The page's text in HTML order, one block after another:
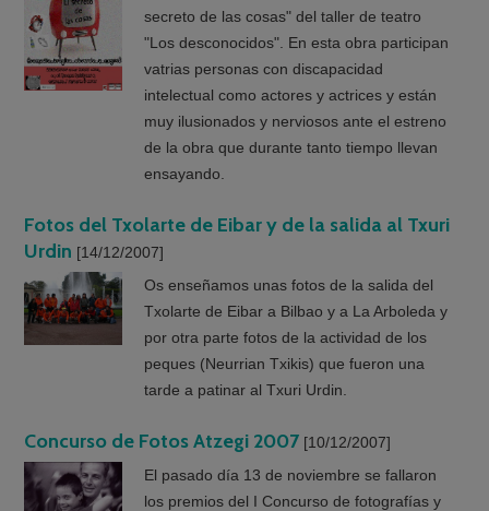
secreto de las cosas" del taller de teatro
"Los desconocidos". En esta obra participan
vatrias personas con discapacidad
intelectual como actores y actrices y están
muy ilusionados y nerviosos ante el estreno
de la obra que durante tanto tiempo llevan
ensayando.
Fotos del Txolarte de Eibar y de la salida al Txuri
Urdin [14/12/2007]
Os enseñamos unas fotos de la salida del
Txolarte de Eibar a Bilbao y a La Arboleda y
por otra parte fotos de la actividad de los
peques (Neurrian Txikis) que fueron una
tarde a patinar al Txuri Urdin.
Concurso de Fotos Atzegi 2007 [10/12/2007]
El pasado día 13 de noviembre se fallaron
los premios del I Concurso de fotografías y